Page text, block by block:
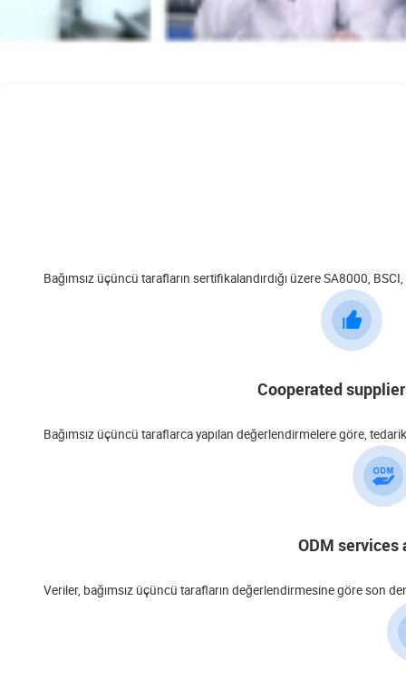
Bağımsız üçüncü tarafların sertifikalandırdığı üzere SA8000,
Cooperated
Bağımsız üçüncü taraflarca yapılan değerlendirmelere göre,
ODM services
Veriler, bağımsız üçüncü tarafların değerlendirmesine göre son